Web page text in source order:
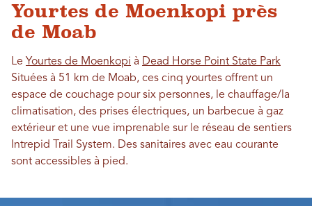
Yourtes de Moenkopi près
de Moab
Le Yourtes de Moenkopi à Dead Horse Point State Park
Situées à 51 km de Moab, ces cinq yourtes offrent un
espace de couchage pour six personnes, le chauffage/la
climatisation, des prises électriques, un barbecue à gaz
extérieur et une vue imprenable sur le réseau de sentiers
Intrepid Trail System. Des sanitaires avec eau courante
sont accessibles à pied.